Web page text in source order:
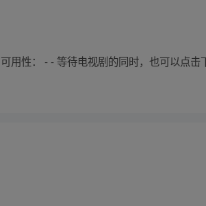
用性： - - 等待电视剧的同时，也可以点击